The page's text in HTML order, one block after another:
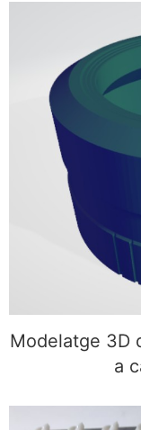
Modelatge 3D
Modelatge 3D
a